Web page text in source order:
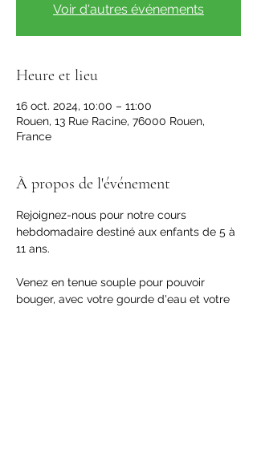
Voir d'autres événements
Heure et lieu
16 oct. 2024, 10:00 – 11:00
Rouen, 13 Rue Racine, 76000 Rouen,
France
À propos de l'événement
Rejoignez-nous pour notre cours
hebdomadaire destiné aux enfants de 5 à
11 ans.
Venez en tenue souple pour pouvoir
bouger, avec votre gourde d'eau et votre